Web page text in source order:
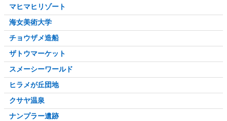
マヒマヒリゾート
海女美術大学
チョウザメ造船
ザトウマーケット
スメーシーワールド
ヒラメが丘団地
クサヤ温泉
ナンプラー遺跡